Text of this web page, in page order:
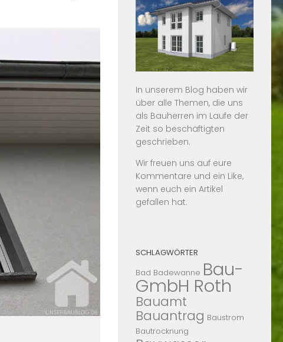
In unserem Blog haben wir
über alle Themen, die uns
als Bauherren im Laufe der
Zeit so beschäftigten
geschrieben.
Wir freuen uns auf eure
Kommentare und ein Like,
wenn euch ein Artikel
gefallen hat.
SCHLAGWÖRTER
Bad Badewanne Bau-
GmbH Roth
Bauamt
Bauantrag Baustrom
Bautrocknung